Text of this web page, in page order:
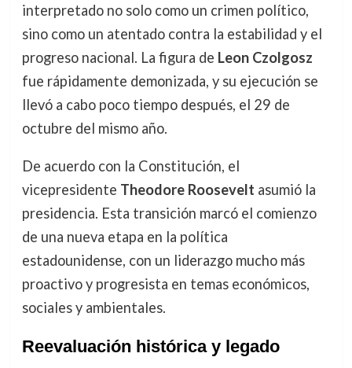
interpretado no solo como un crimen político,
sino como un atentado contra la estabilidad y el
progreso nacional. La figura de Leon Czolgosz
fue rápidamente demonizada, y su ejecución se
llevó a cabo poco tiempo después, el 29 de
octubre del mismo año.
De acuerdo con la Constitución, el
vicepresidente Theodore Roosevelt asumió la
presidencia. Esta transición marcó el comienzo
de una nueva etapa en la política
estadounidense, con un liderazgo mucho más
proactivo y progresista en temas económicos,
sociales y ambientales.
Reevaluación histórica y legado